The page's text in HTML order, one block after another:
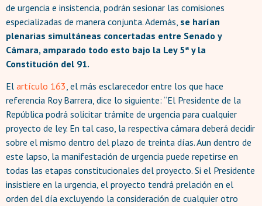
de urgencia e insistencia, podrán sesionar las comisiones
especializadas de manera conjunta. Además, se harían
plenarias simultáneas concertadas entre Senado y
Cámara, amparado todo esto bajo la Ley 5ª y la
Constitución del 91.
El artículo 163, el más esclarecedor entre los que hace
referencia Roy Barrera, dice lo siguiente: “El Presidente de la
República podrá solicitar trámite de urgencia para cualquier
proyecto de ley. En tal caso, la respectiva cámara deberá decidir
sobre el mismo dentro del plazo de treinta días. Aun dentro de
este lapso, la manifestación de urgencia puede repetirse en
todas las etapas constitucionales del proyecto. Si el Presidente
insistiere en la urgencia, el proyecto tendrá prelación en el
orden del día excluyendo la consideración de cualquier otro